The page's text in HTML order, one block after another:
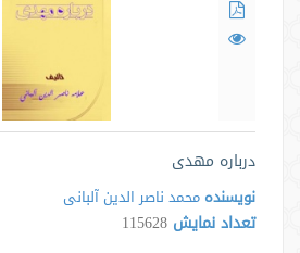
درباره مهدی
نویسنده محمد ناصر الدین آلبانی
تعداد نمایش 115628